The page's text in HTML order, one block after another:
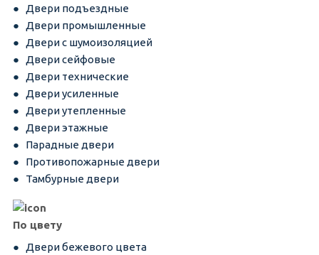
Двери подъездные
Двери промышленные
Двери с шумоизоляцией
Двери сейфовые
Двери технические
Двери усиленные
Двери утепленные
Двери этажные
Парадные двери
Противопожарные двери
Тамбурные двери
По цвету
Двери бежевого цвета